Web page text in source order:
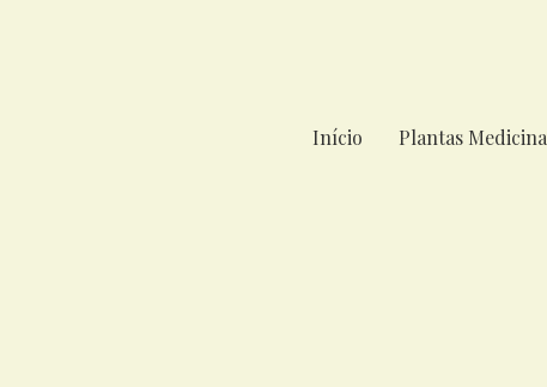
Início Plantas